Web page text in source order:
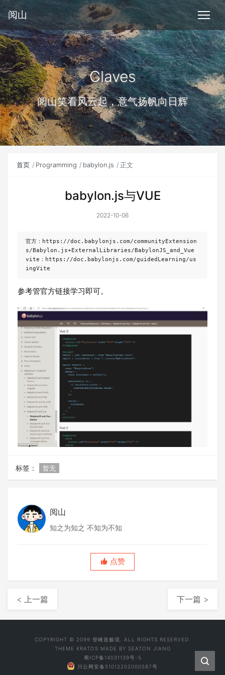
阅山
Claves
阅山笑看风云起，意气扬帆向日辉
首页 Programming babylon.js 正文
babylon.js与VUE
2022-10-06
官方：https://doc.babylonjs.com/communityExtension
s/Babylon.js+ExternalLibraries/BabylonJS_and_Vue
vite：https://doc.babylonjs.com/guidedLearning/us
ingVite
参考管官方链接学习即可。
标签： 暂无
阅山
知之为知之 不知为不知
点赞
< 上一篇 下一篇 >
COPYRIGHT © 2099 登峰造极境. ALL RIGHTS RESERVED.
THEME KRATOS MADE BY SEATON JIANG
蜀ICP备14031139号-5
川公网安备51012202000587号